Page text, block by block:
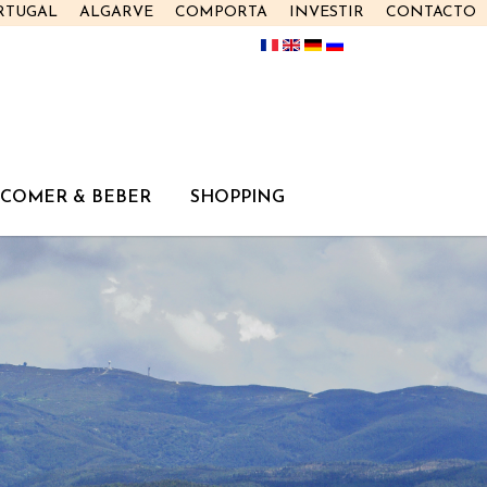
CONTACTO
INVESTIR
COMPORTA
ALGARVE
COMER & BEBER SHOPPING